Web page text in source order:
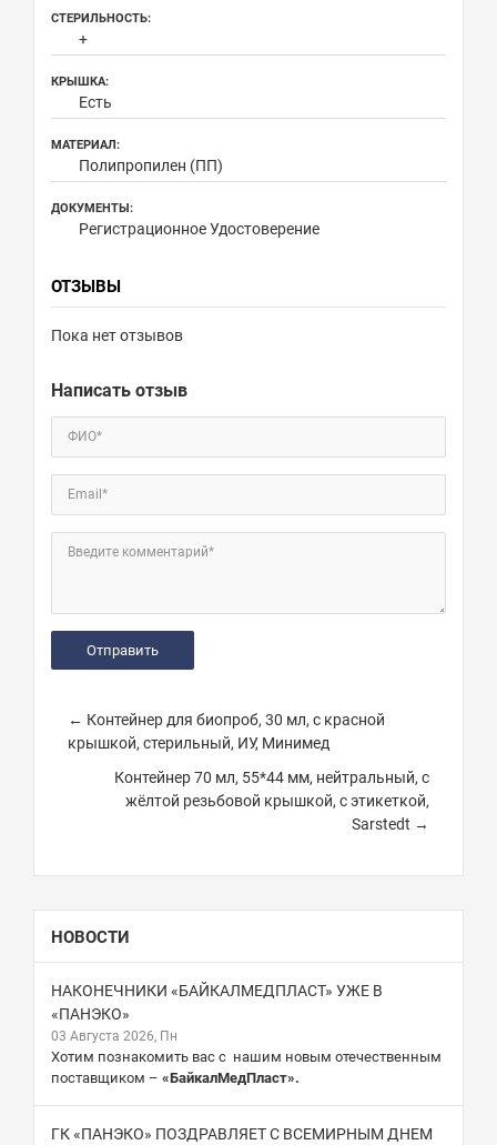
СТЕРИЛЬНОСТЬ:
+
КРЫШКА:
Есть
МАТЕРИАЛ:
Полипропилен (ПП)
ДОКУМЕНТЫ:
Регистрационное Удостоверение
ОТЗЫВЫ
Пока нет отзывов
Написать отзыв
ФИО*
Email*
Введите комментарий*
← Контейнер для биопроб, 30 мл, с красной
крышкой, стерильный, ИУ, Минимед
Контейнер 70 мл, 55*44 мм, нейтральный, с
жёлтой резьбовой крышкой, с этикеткой,
Sarstedt →
НОВОСТИ
НАКОНЕЧНИКИ «БАЙКАЛМЕДПЛАСТ» УЖЕ В
«ПАНЭКО»
03 Августа 2026, Пн
Хотим познакомить вас с нашим новым отечественным
поставщиком – «БайкалМедПласт».
ГК «ПАНЭКО» ПОЗДРАВЛЯЕТ С ВСЕМИРНЫМ ДНЕМ